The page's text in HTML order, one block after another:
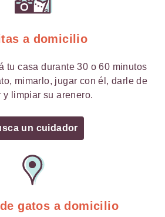
a domicilio
tu casa durante 30 o 60 minutos
mimarlo, jugar con él, darle de
y limpiar su arenero.
un cuidador
gatos a domicilio